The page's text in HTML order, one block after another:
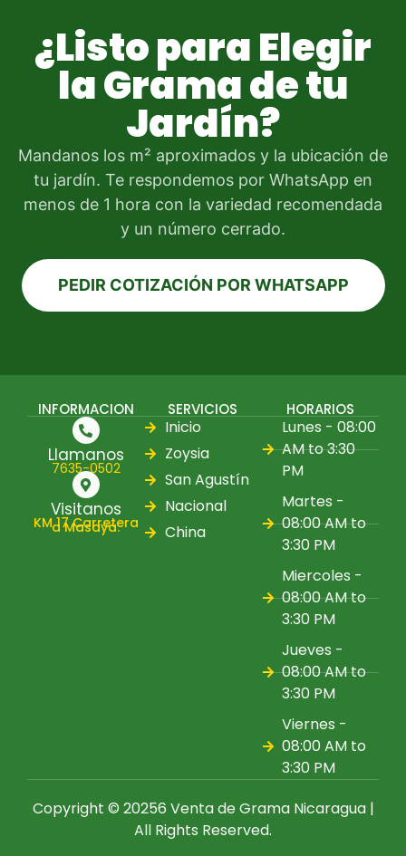
¿Listo para Elegir
la Grama de tu
Jardín?
Mandanos los m² aproximados y la ubicación de
tu jardín. Te respondemos por WhatsApp en
menos de 1 hora con la variedad recomendada
y un número cerrado.
PEDIR COTIZACIÓN POR WHATSAPP
INFORMACION
Llamanos
7635-0502
Visitanos
KM 17 Carretera
a Masaya.
SERVICIOS
Inicio
Zoysia
San Agustín
Nacional
China
HORARIOS
Lunes - 08:00
AM to 3:30
PM
Martes -
08:00 AM to
3:30 PM
Miercoles -
08:00 AM to
3:30 PM
Jueves -
08:00 AM to
3:30 PM
Viernes -
08:00 AM to
3:30 PM
Copyright © 20256 Venta de Grama Nicaragua|
All Rights Reserved.